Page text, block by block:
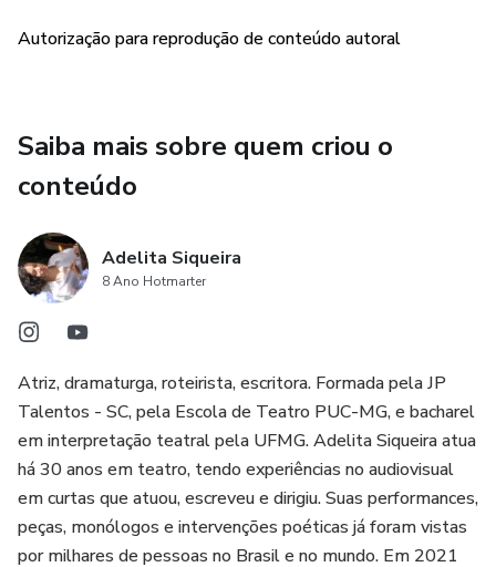
Autorização para reprodução de conteúdo autoral
Saiba mais sobre quem criou o
conteúdo
Adelita Siqueira
8 Ano Hotmarter
Atriz, dramaturga, roteirista, escritora. Formada pela JP
Talentos - SC, pela Escola de Teatro PUC-MG, e bacharel
em interpretação teatral pela UFMG. Adelita Siqueira atua
há 30 anos em teatro, tendo experiências no audiovisual
em curtas que atuou, escreveu e dirigiu. Suas performances,
peças, monólogos e intervenções poéticas já foram vistas
por milhares de pessoas no Brasil e no mundo. Em 2021